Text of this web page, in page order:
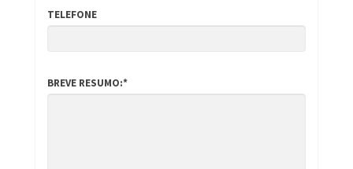
TELEFONE
BREVE RESUMO:*